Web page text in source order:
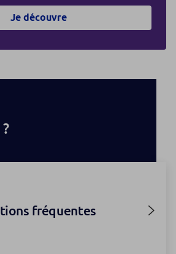
Je découvre
fréquentes